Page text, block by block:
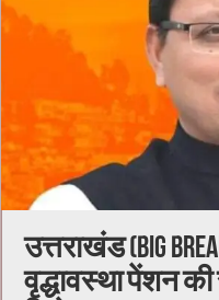
उत्तराखंड (Big
वृद्धावस्था पेंशन की